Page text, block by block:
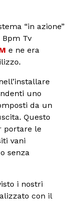
“in azione”
Bpm Tv
e ne era
uno
da un
Questo
portare le
vani
senza
i nostri
con il